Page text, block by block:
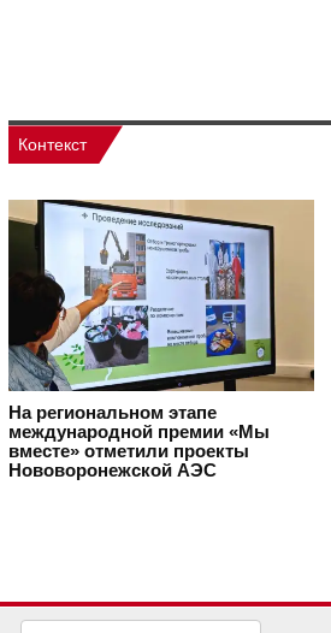
Контекст
На региональном этапе
международной премии «Мы
вместе» отметили проекты
Нововоронежской АЭС